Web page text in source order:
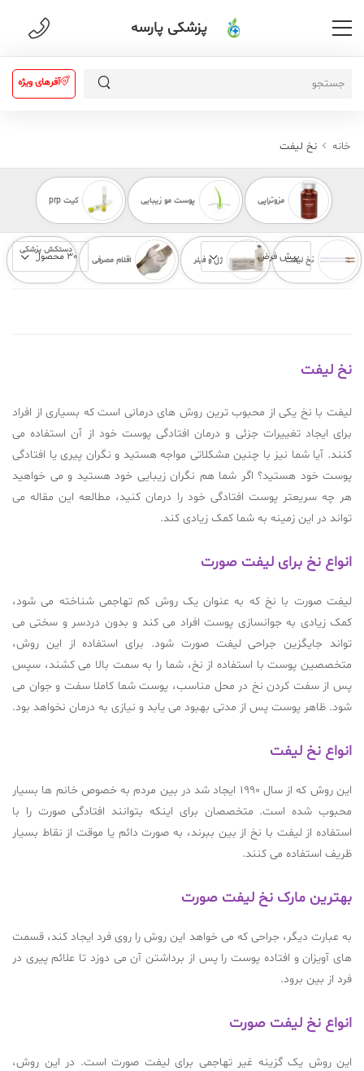
پزشکی پارسه
آفرهای ویژه
خانه نخ لیفت
مزوتراپی پوست مو زیبایی کیت prp
نخ لیفت ژل و فیلر اقلام مصرفی
دستکش پزشکی
نخ لیفت
لیفت با نخ یکی از محبوب ترین روش های درمانی است که بسیاری از افراد
برای ایجاد تغییرات جزئی و درمان افتادگی پوست خود از آن استفاده می
کنند. آیا شما نیز با چنین مشکلاتی مواجه هستید و نگران پیری یا افتادگی
پوست خود هستید؟ اگر شما هم نگران زیبایی خود هستید و می خواهید
هر چه سریعتر پوست افتادگی خود را درمان کنید، مطالعه این مقاله می
تواند در این زمینه به شما کمک زیادی کند.
انواع نخ برای لیفت صورت
لیفت صورت با نخ که به عنوان یک روش کم تهاجمی شناخته می شود،
کمک زیادی به جوانسازی پوست افراد می کند و بدون دردسر و سختی می
تواند جایگزین جراحی لیفت صورت شود. برای استفاده از این روش،
متخصصین پوست با استفاده از نخ، شما را به سمت بالا می کشند، سپس
پس از سفت کردن نخ در محل مناسب، پوست شما کاملا سفت و جوان می
شود. ظاهر پوست پس از مدتی بهبود می یابد و نیازی به درمان نخواهد بود.
انواع نخ لیفت
این روش که از سال 1990 ایجاد شد در بین مردم به خصوص خانم ها بسیار
محبوب شده است. متخصصان برای اینکه بتوانند افتادگی صورت را با
استفاده از لیفت با نخ از بین ببرند، به صورت دائم یا موقت از نقاط بسیار
ظریف استفاده می کنند.
بهترین مارک نخ لیفت صورت
به عبارت دیگر، جراحی که می خواهد این روش را روی فرد ایجاد کند، قسمت
های آویزان و افتاده پوست را پس از برداشتن آن می دوزد تا علائم پیری در
فرد از بین برود.
انواع نخ لیفت صورت
این روش یک گزینه غیر تهاجمی برای لیفت صورت است. در این روش،